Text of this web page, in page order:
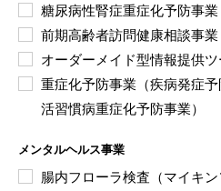
糖尿病性腎症重症化予防事業
前期高齢者訪問健康相談事業
オーダーメイド型情報提供ツ
重症化予防事業（疾病発症
活習慣病重症化予防事業）
腸内フローラ検査（マイキン